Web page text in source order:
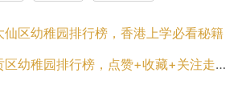
仙区幼稚园排行榜，香港上学必看秘籍
幼稚园排行榜，点赞+收藏+关注走一波！